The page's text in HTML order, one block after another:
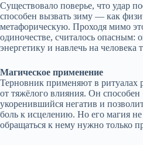
Существовало поверье, что удар
способен вызвать зиму — как
метафорическую. Проходя мимо
одиночестве, считалось опасным:
энергетику и навлечь на человека
Магическое применение
Терновник применяют в ритуалах
от тяжёлого влияния. Он способен
укоренившийся негатив и
боль к исцелению. Но его магия
обращаться к нему нужно только